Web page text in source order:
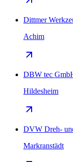
Dittmer
Achim
DBW tec
Hildesheim
DVW Dreh-
Markranstädt